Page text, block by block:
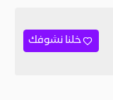
خلنا نشوفك